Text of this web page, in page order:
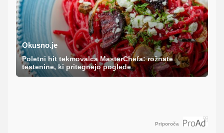
Okusno.je
Poletni hit tekmovalca MasterChefa: rožnate
testenine, ki pritegnejo poglede
Priporoča